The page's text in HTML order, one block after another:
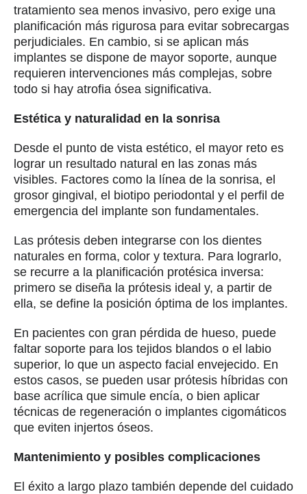
tratamiento sea menos invasivo, pero exige una
planificación más rigurosa para evitar sobrecargas
perjudiciales. En cambio, si se aplican más
implantes se dispone de mayor soporte, aunque
requieren intervenciones más complejas, sobre
todo si hay atrofia ósea significativa.
Estética y naturalidad en la sonrisa
Desde el punto de vista estético, el mayor reto es
lograr un resultado natural en las zonas más
visibles. Factores como la línea de la sonrisa, el
grosor gingival, el biotipo periodontal y el perfil de
emergencia del implante son fundamentales.
Las prótesis deben integrarse con los dientes
naturales en forma, color y textura. Para lograrlo,
se recurre a la planificación protésica inversa:
primero se diseña la prótesis ideal y, a partir de
ella, se define la posición óptima de los implantes.
En pacientes con gran pérdida de hueso, puede
faltar soporte para los tejidos blandos o el labio
superior, lo que un aspecto facial envejecido. En
estos casos, se pueden usar prótesis híbridas con
base acrílica que simule encía, o bien aplicar
técnicas de regeneración o implantes cigomáticos
que eviten injertos óseos.
Mantenimiento y posibles complicaciones
El éxito a largo plazo también depende del cuidado